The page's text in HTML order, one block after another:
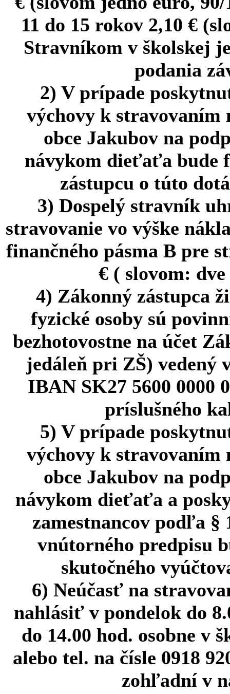
11 do 15 rokov 2,10 €
Stravníkom v školskej
podania
2) V prípade
výchovy k
obce Jakubov na
návykom dieťaťa bude
zástupcu o túto
3) Dospelý stravník
stravovanie vo výške
finančného pásma B pre
€ ( slovom:
4) Zákonný zástupca
fyzické osoby sú
bezhotovostne na účet
jedáleň pri ZŠ) vedený
IBAN SK27 5600 0000
príslušného
5) V prípade
výchovy k
obce Jakubov na
návykom dieťaťa a
zamestnancov podľa §
vnútorného predpisu
skutočného
6) Neúčasť na
nahlásiť v pondelok do
do 14.00 hod. osobne v
alebo tel. na čísle 0918
zohľadní v